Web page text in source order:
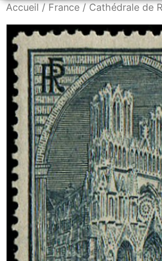
Accueil/France/ Cathédrale de